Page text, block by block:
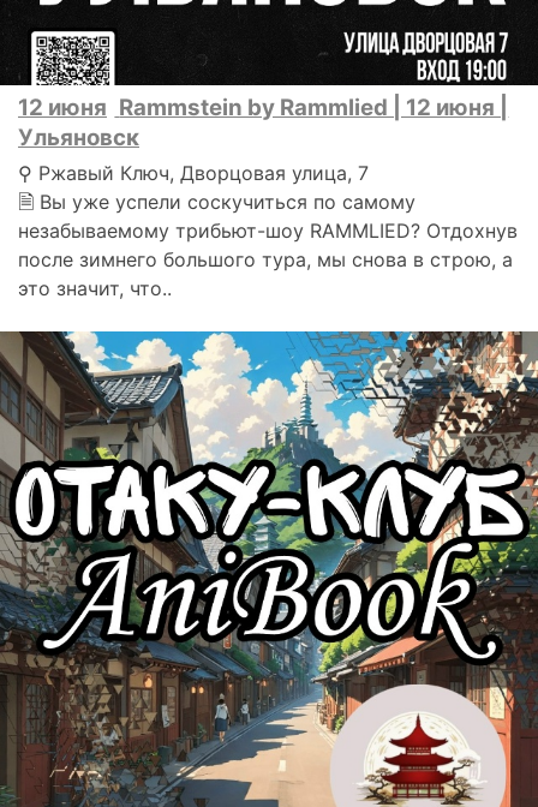
12 июня Rammstein by Rammlied | 12 июня |
Ульяновск
⚲ Ржавый Ключ, Дворцовая улица, 7
🗎 Вы уже успели соскучиться по самому
незабываемому трибьют-шоу RAMMLIED? Отдохнув
после зимнего большого тура, мы снова в строю, а
это значит, что..